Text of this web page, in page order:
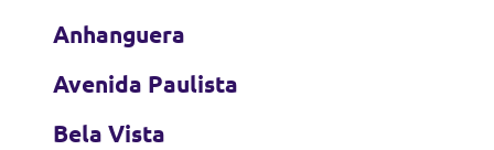
Anhanguera
Avenida Paulista
Bela Vista